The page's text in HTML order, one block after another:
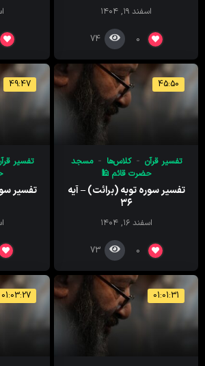
اسفند ۱۹, ۱۴۰۴
0
74
45:50
تفسیر قرآن کلاس‌ها
مسجد
حضرت قائم 🕌
تفسیر سوره توبه (برائت) – آیه
۳۶
اسفند ۱۶, ۱۴۰۴
0
73
49:47
تفسیر
تفسیر
01:01:31
01:03:27